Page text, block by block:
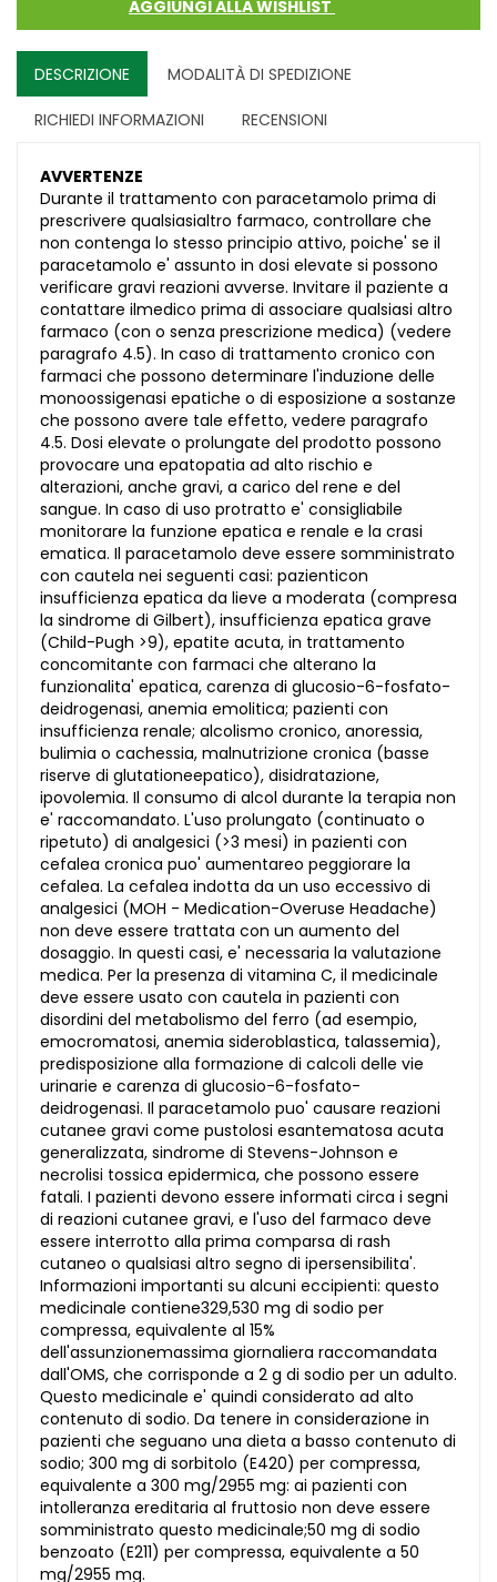
AGGIUNGI ALLA WISHLIST
DESCRIZIONE MODALITÀ DI SPEDIZIONE
RICHIEDI INFORMAZIONI RECENSIONI
AVVERTENZE
Durante il trattamento con paracetamolo prima di
prescrivere qualsiasialtro farmaco, controllare che
non contenga lo stesso principio attivo, poiche' se il
paracetamolo e' assunto in dosi elevate si possono
verificare gravi reazioni avverse. Invitare il paziente a
contattare ilmedico prima di associare qualsiasi altro
farmaco (con o senza prescrizione medica) (vedere
paragrafo 4.5). In caso di trattamento cronico con
farmaci che possono determinare l'induzione delle
monoossigenasi epatiche o di esposizione a sostanze
che possono avere tale effetto, vedere paragrafo
4.5. Dosi elevate o prolungate del prodotto possono
provocare una epatopatia ad alto rischio e
alterazioni, anche gravi, a carico del rene e del
sangue. In caso di uso protratto e' consigliabile
monitorare la funzione epatica e renale e la crasi
ematica. Il paracetamolo deve essere somministrato
con cautela nei seguenti casi: pazienticon
insufficienza epatica da lieve a moderata (compresa
la sindrome di Gilbert), insufficienza epatica grave
(Child-Pugh >9), epatite acuta, in trattamento
concomitante con farmaci che alterano la
funzionalita' epatica, carenza di glucosio-6-fosfato-
deidrogenasi, anemia emolitica; pazienti con
insufficienza renale; alcolismo cronico, anoressia,
bulimia o cachessia, malnutrizione cronica (basse
riserve di glutationeepatico), disidratazione,
ipovolemia. Il consumo di alcol durante la terapia non
e' raccomandato. L'uso prolungato (continuato o
ripetuto) di analgesici (>3 mesi) in pazienti con
cefalea cronica puo' aumentareo peggiorare la
cefalea. La cefalea indotta da un uso eccessivo di
analgesici (MOH - Medication-Overuse Headache)
non deve essere trattata con un aumento del
dosaggio. In questi casi, e' necessaria la valutazione
medica. Per la presenza di vitamina C, il medicinale
deve essere usato con cautela in pazienti con
disordini del metabolismo del ferro (ad esempio,
emocromatosi, anemia sideroblastica, talassemia),
predisposizione alla formazione di calcoli delle vie
urinarie e carenza di glucosio-6-fosfato-
deidrogenasi. Il paracetamolo puo' causare reazioni
cutanee gravi come pustolosi esantematosa acuta
generalizzata, sindrome di Stevens-Johnson e
necrolisi tossica epidermica, che possono essere
fatali. I pazienti devono essere informati circa i segni
di reazioni cutanee gravi, e l'uso del farmaco deve
essere interrotto alla prima comparsa di rash
cutaneo o qualsiasi altro segno di ipersensibilita'.
Informazioni importanti su alcuni eccipienti: questo
medicinale contiene329,530 mg di sodio per
compressa, equivalente al 15%
dell'assunzionemassima giornaliera raccomandata
dall'OMS, che corrisponde a 2 g di sodio per un adulto.
Questo medicinale e' quindi considerato ad alto
contenuto di sodio. Da tenere in considerazione in
pazienti che seguano una dieta a basso contenuto di
sodio; 300 mg di sorbitolo (E420) per compressa,
equivalente a 300 mg/2955 mg: ai pazienti con
intolleranza ereditaria al fruttosio non deve essere
somministrato questo medicinale;50 mg di sodio
benzoato (E211) per compressa, equivalente a 50
mg/2955 mg.